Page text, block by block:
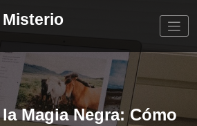
Magia Negra: Cómo